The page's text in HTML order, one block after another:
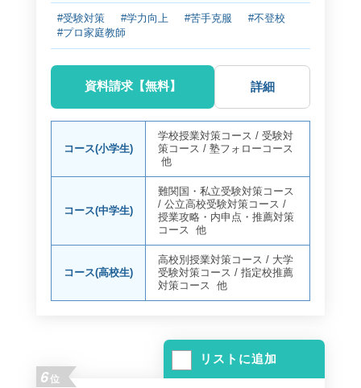
#受験対策 #学力向上 #苦手克服
#不登校
#プロ家庭教師
資料請求【無料】 詳細
コース(小学生)
学校授業対策コース /受験対
策コース /塾フォローコース
他
コース(中学生)
難関国・私立受験対策コース
/公立高校受験対策コース /
授業攻略・内申点・推薦対策
コース 他
コース(高校生)
高校別授業対策コース /大学
受験対策コース /指定校推薦
対策コース 他
リストに追加
6位